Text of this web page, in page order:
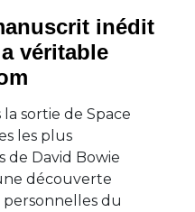
inédit
véritable
sortie de Space
les plus
de David Bowie
découverte
personnelles du